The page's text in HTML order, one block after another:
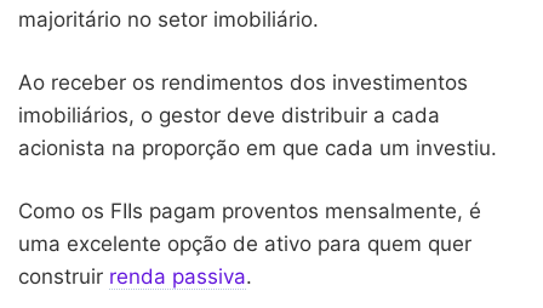
majoritário no setor imobiliário.
Ao receber os rendimentos dos investimentos
imobiliários, o gestor deve distribuir a cada
acionista na proporção em que cada um investiu.
Como os FIIs pagam proventos mensalmente, é
uma excelente opção de ativo para quem quer
construir renda passiva.